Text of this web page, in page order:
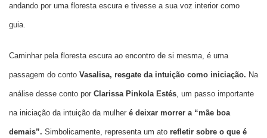
andando por uma floresta escura e tivesse a sua voz interior como
guia.
Caminhar pela floresta escura ao encontro de si mesma, é uma
passagem do conto Vasalisa, resgate da intuição como iniciação. Na
análise desse conto por Clarissa Pinkola Estés , um passo importante
na iniciação da intuição da mulher é deixar morrer a “mãe boa
demais”. Simbolicamente, representa um ato refletir sobre o que é